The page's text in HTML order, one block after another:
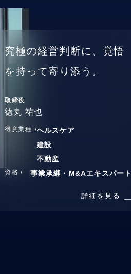
究極の経営判断に、覚悟
を持って寄り添う。
取締役
徳丸 祐也
得意業種 /ヘルスケア
建設
不動産
資格 / 事業承継・M&Aエキスパート
詳細を見る